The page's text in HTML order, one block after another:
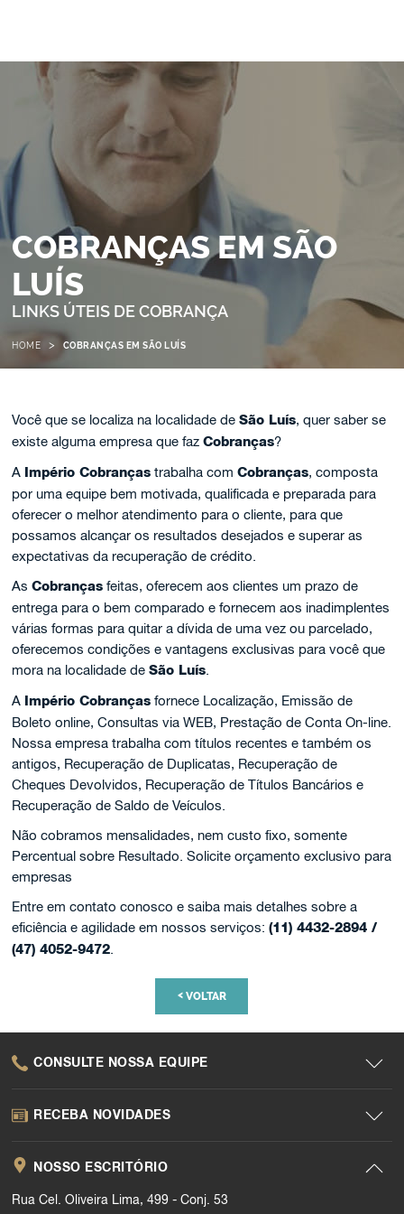
COBRANÇAS EM SÃO
LUÍS
LINKS ÚTEIS DE COBRANÇA
HOME > COBRANÇAS EM SÃO LUÍS
Você que se localiza na localidade deSão Luís, quer saber se
existe alguma empresa que fazCobranças?
A Império Cobranças trabalha comCobranças, composta
por uma equipe bem motivada, qualificada e preparada para
oferecer o melhor atendimento para o cliente, para que
possamos alcançar os resultados desejados e superar as
expectativas da recuperação de crédito.
AsCobranças feitas, oferecem aos clientes um prazo de
entrega para o bem comparado e fornecem aos inadimplentes
várias formas para quitar a dívida de uma vez ou parcelado,
oferecemos condições e vantagens exclusivas para você que
mora na localidade deSão Luís.
A Império Cobranças fornece Localização, Emissão de
Boleto online, Consultas via WEB, Prestação de Conta On-line.
Nossa empresa trabalha com títulos recentes e também os
antigos, Recuperação de Duplicatas, Recuperação de
Cheques Devolvidos, Recuperação de Títulos Bancários e
Recuperação de Saldo de Veículos.
Não cobramos mensalidades, nem custo fixo, somente
Percentual sobre Resultado. Solicite orçamento exclusivo para
empresas
Entre em contato conosco e saiba mais detalhes sobre a
eficiência e agilidade em nossos serviços:(11) 4432-2894 /
(47) 4052-9472.
<VOLTAR
CONSULTE NOSSA EQUIPE
RECEBA NOVIDADES
NOSSO ESCRITÓRIO
Rua Cel. Oliveira Lima, 499 - Conj. 53